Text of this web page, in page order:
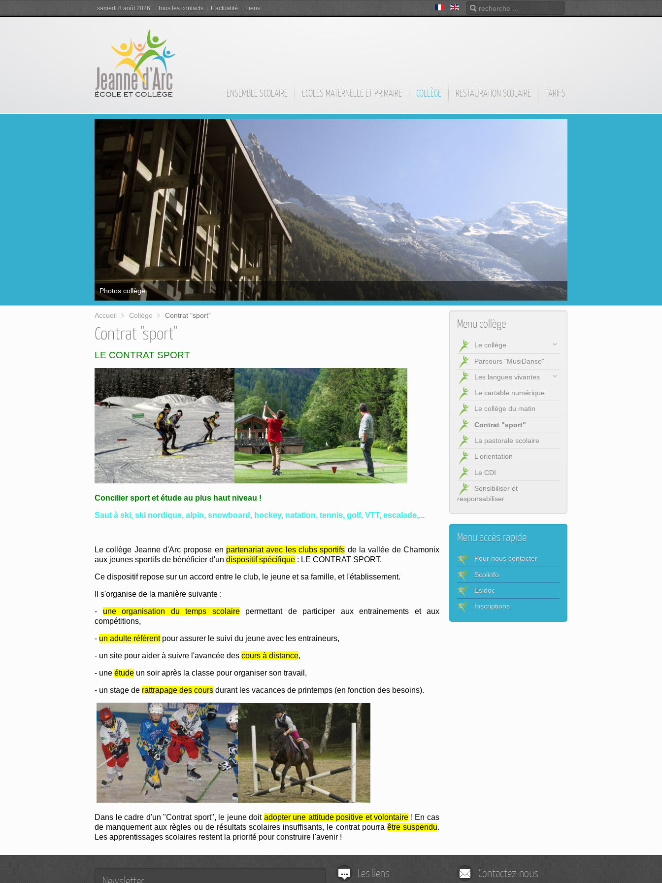
samedi 8 août 2026 Tous les contacts L'actualité Liens
ENSEMBLE SCOLAIRE ECOLES MATERNELLE ET PRIMAIRE COLLÈGE RESTAURATION SCOLAIRE TARIFS
Accueil Collège Contrat "sport"
Contrat "sport"
LE CONTRAT SPORT
Concilier sport et étude au plus haut niveau !
Saut à ski, ski nordique, alpin, snowboard, hockey, natation, tennis, golf, VTT, escalade,...
Le collège Jeanne d'Arc propose en partenariat avec les clubs sportifs de la vallée de Chamonix
aux jeunes sportifs de bénéficier d'un dispositif spécifique : LE CONTRAT SPORT.
Ce dispositif repose sur un accord entre le club, le jeune et sa famille, et l'établissement.
Il s'organise de la manière suivante :
- une organisation du temps scolairepermettant de participer aux entrainements et aux
compétitions,
- un adulte référentpour assurer le suivi du jeune avec les entraineurs,
- un site pour aider à suivre l'avancée des cours à distance,
- une étude un soir après la classe pour organiser son travail,
- un stage de rattrapage des cours durant les vacances de printemps (en fonction des besoins).
Dans le cadre d'un "Contrat sport", le jeune doit adopter une attitude positive et volontaire ! En cas
de manquement aux règles ou de résultats scolaires insuffisants, le contrat pourra être suspendu.
Les apprentissages scolaires restent la priorité pour construire l'avenir !
Menu collège
Le collège
Parcours "MusiDanse"
Les langues vivantes
Le cartable numérique
Le collège du matin
Contrat "sport"
La pastorale scolaire
L'orientation
Le CDI
Sensibiliser et
responsabiliser
Menu accès rapide
Pour nous contacter
Scolinfo
Esidoc
Inscriptions
Les liens Contactez-nous